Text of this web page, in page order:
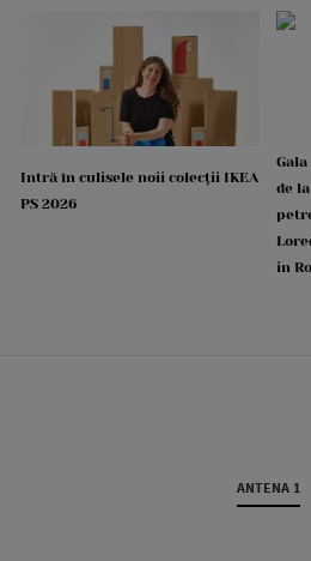
Intră în culisele noii colecții IKEA
PS 2026
de
in
ANTENA 1